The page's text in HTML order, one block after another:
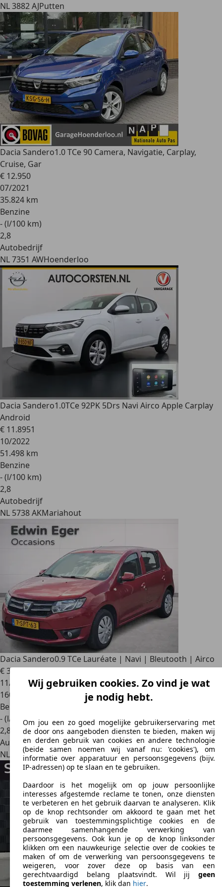
NL 3882 AJPutten
Dacia Sandero1.0 TCe 90 Camera, Navigatie, Carplay,
Cruise, Gar
€ 12.950
07/2021
35.824 km
Benzine
- (l/100 km)
2,8
Autobedrijf
NL 7351 AWHoenderloo
Dacia Sandero1.0TCe 92PK 5Drs Navi Airco Apple Carplay
Android
€ 11.8951
10/2022
51.498 km
Benzine
- (l/100 km)
2,8
Autobedrijf
NL 5738 AKMariahout
Dacia Sandero0.9 TCe Lauréate | Navi | Bleutooth | Airco
€ 3.945
11/2013
160.368 km
Benzine
- (l/100 km)
2,8
Autobedrijf
NL 2761 BNZevenhuizen
Wij gebruiken cookies. Zo vind je wat
je nodig hebt.
Om jou een zo goed mogelijke gebruikerservaring met
de door ons aangeboden diensten te bieden, maken wij
en derden gebruik van cookies en andere technologie
(beide samen noemen wij vanaf nu: 'cookies'), om
informatie over apparatuur en persoonsgegevens (bijv.
IP-adressen) op te slaan en te gebruiken.
Daardoor is het mogelijk om op jouw persoonlijke
interesses afgestemde reclame te tonen, onze diensten
te verbeteren en het gebruik daarvan te analyseren. Klik
op de knop rechtsonder om akkoord te gaan met het
gebruik van toestemmingsplichtige cookies en de
daarmee samenhangende verwerking van
persoonsgegevens. Ook kun je op de knop linksonder
klikken om een nauwkeurige selectie over de cookies te
maken of om de verwerking van persoonsgegevens te
weigeren, voor zover deze op basis van een
gerechtvaardigd belang plaatsvindt. Wil jij geen
toestemming verlenen, klik dan hier.